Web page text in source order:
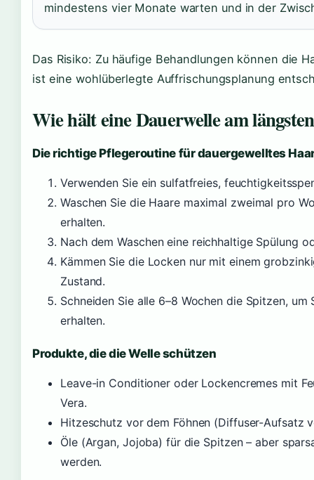
mindestens vier Monate warten und in der
Das Risiko: Zu häufige Behandlungen können die
ist eine wohlüberlegte Auffrischungsplanung
Wie hält eine Dauerwelle am
Die richtige Pflegeroutine für dauergewelltes
Verwenden Sie ein sulfatfreies,
Waschen Sie die Haare maximal zweimal pro
erhalten.
Nach dem Waschen eine reichhaltige Spülung
Kämmen Sie die Locken nur mit einem
Zustand.
Schneiden Sie alle 6–8 Wochen die Spitzen,
erhalten.
Produkte, die die Welle schützen
Leave-in Conditioner oder Lockencremes mit
Vera.
Hitzeschutz vor dem Föhnen (Diffuser-Aufsatz
Öle (Argan, Jojoba) für die Spitzen – aber
werden.